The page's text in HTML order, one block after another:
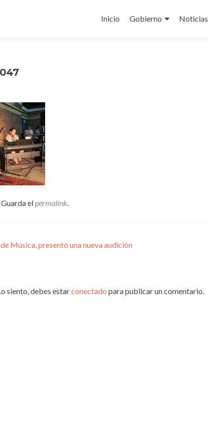
al
Inicio Gobierno Noticias
elpermalink.
Música, presentó una nueva audición
siento, debes estarconectado para publicar un comentario.